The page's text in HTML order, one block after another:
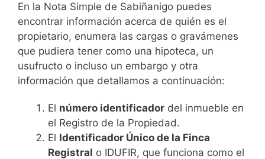
En la Nota Simple de Sabiñanigo puedes
encontrar información acerca de quién es el
propietario, enumera las cargas o gravámenes
que pudiera tener como una hipoteca, un
usufructo o incluso un embargo y otra
información que detallamos a continuación:
El número identificador del inmueble en
el Registro de la Propiedad.
El Identificador Único de la Finca
Registral o IDUFIR, que funciona como el